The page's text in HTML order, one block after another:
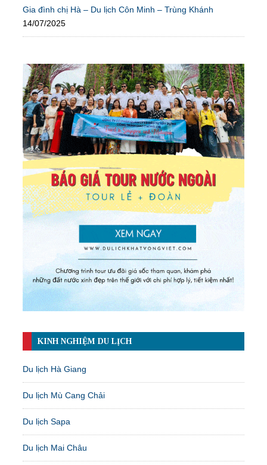
Gia đình chị Hà – Du lịch Côn Minh – Trùng Khánh
14/07/2025
KINH NGHIỆM DU LỊCH
Du lịch Hà Giang
Du lịch Mù Cang Chải
Du lịch Sapa
Du lịch Mai Châu